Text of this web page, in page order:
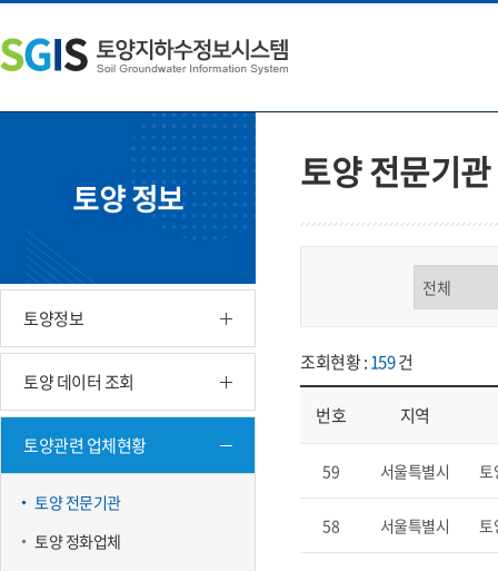
문
내
용
쪽
메
뉴
단
주
소
토양 정보
토양정보
토양 데이터 조회
토양관련 업체현황
토양 전문기관
토양 정화업체
토양 전문기관
조회현황 :159건
번호 지역
59 서울특별시 토
58 서울특별시 토